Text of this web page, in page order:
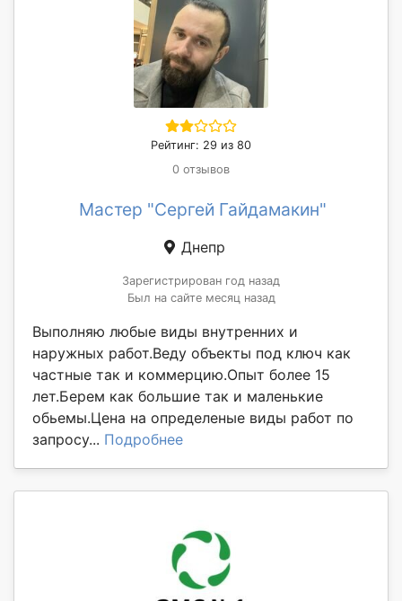
Рейтинг: 29 из 80
0 отзывов
Мастер "Сергей Гайдамакин"
Днепр
Зарегистрирован год назад
Был на сайте месяц назад
Выполняю любые виды внутренних и
наружных работ.Веду объекты под ключ как
частные так и коммерцию.Опыт более 15
лет.Берем как большие так и маленькие
обьемы.Цена на определеные виды работ по
запросу... Подробнее